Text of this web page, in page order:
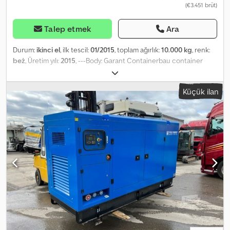
(€3.451 brüt)
Talep etmek Ara
Durum: ikinci el, ilk tescil:01/2015, toplam ağırlık:10.000 kg, renk:
beż , Üretim yılı: 2015 , ---Body: Garant Containerbau container
chassis UAMR 61 (year of manufacture 2015), DIN coupling,
configured as a container system for asbestos remediation with
rear and side door, windows. Body dimensions approx. 5900 x 2300
x 2550 mm. Total container length approx. 6,600 mm. Sale only to
business customers. FOR EXPORT, ONLY THE NET PRICE IS
PAYABLE!!!!! ALL INFORMATION PROVIDED WITHOUT GUARANTEE,
INCL. EQUIPMENT AND ACCESSORIES. All purchase contracts,
invoices, pro forma invoices, orders, and sales discussions are
subject to our General Terms and Conditions (see imprint for
details). Codpsw Unlpsfx Adieha
Küçük ilan